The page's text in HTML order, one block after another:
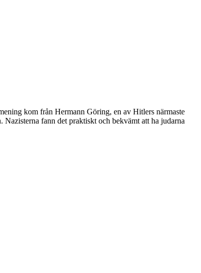
kom från Hermann Göring, en av Hitlers närmaste
Nazisterna fann det praktiskt och bekvämt att ha judarna